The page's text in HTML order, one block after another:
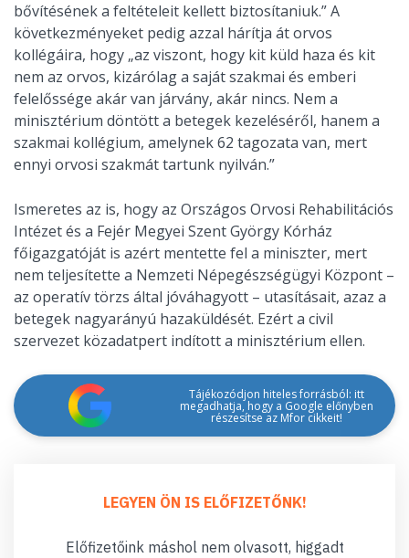
bővítésének a feltételeit kellett biztosítaniuk.” A
következményeket pedig azzal hárítja át orvos
kollégáira, hogy „az viszont, hogy kit küld haza és kit
nem az orvos, kizárólag a saját szakmai és emberi
felelőssége akár van járvány, akár nincs. Nem a
minisztérium döntött a betegek kezeléséről, hanem a
szakmai kollégium, amelynek 62 tagozata van, mert
ennyi orvosi szakmát tartunk nyilván.”
Ismeretes az is, hogy az Országos Orvosi Rehabilitációs
Intézet és a Fejér Megyei Szent György Kórház
főigazgatóját is azért mentette fel a miniszter, mert
nem teljesítette a Nemzeti Népegészségügyi Központ –
az operatív törzs által jóváhagyott – utasításait, azaz a
betegek nagyarányú hazaküldését. Ezért a civil
szervezet közadatpert indított a minisztérium ellen.
Tájékozódjon hiteles forrásból: itt
megadhatja, hogy a Google előnyben
részesítse az Mfor cikkeit!
LEGYEN ÖN IS ELŐFIZETŐNK!
Előfizetőink máshol nem olvasott, higgadt